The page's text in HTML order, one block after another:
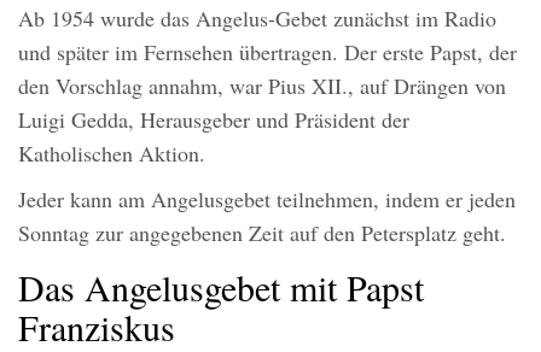
Ab 1954 wurde das Angelus-Gebet zunächst im Radio
und später im Fernsehen übertragen. Der erste Papst, der
den Vorschlag annahm, war Pius XII., auf Drängen von
Luigi Gedda, Herausgeber und Präsident der
Katholischen Aktion.
Jeder kann am Angelusgebet teilnehmen, indem er jeden
Sonntag zur angegebenen Zeit auf den Petersplatz geht.
Das Angelusgebet mit Papst
Franziskus